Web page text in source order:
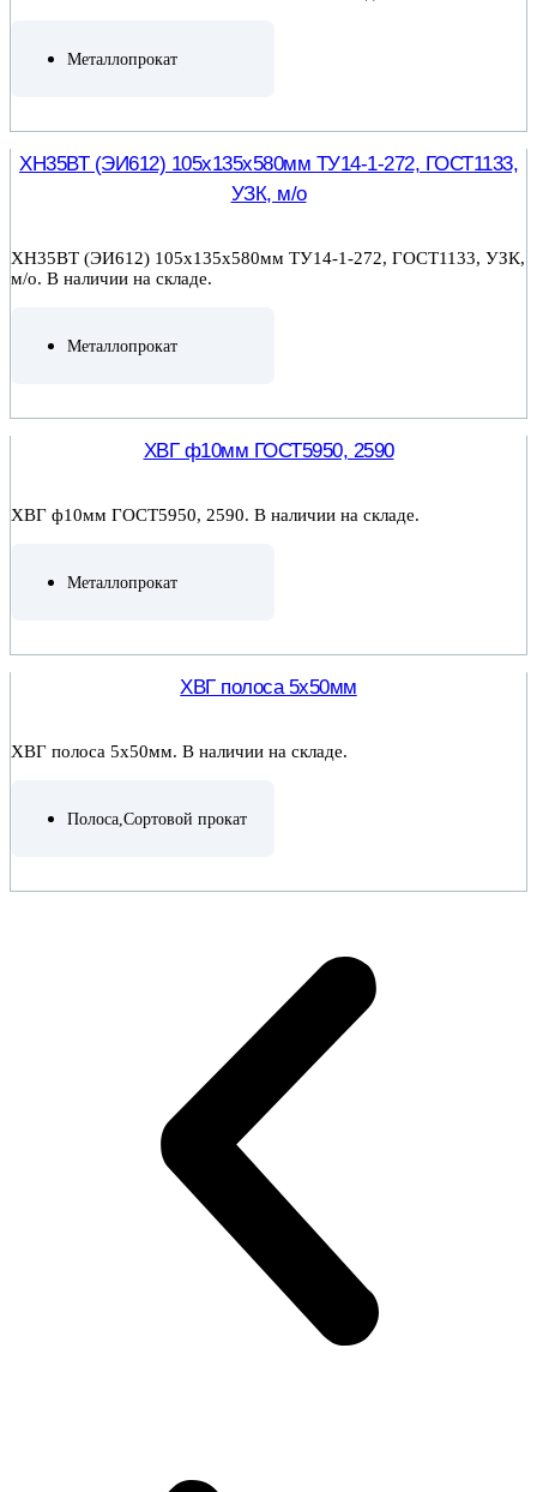
Металлопрокат
ХН35ВТ (ЭИ612) 105х135х580мм ТУ14-1-272, ГОСТ1133,
УЗК, м/о
ХН35ВТ (ЭИ612) 105х135х580мм ТУ14-1-272, ГОСТ1133, УЗК,
м/о. В наличии на складе.
Металлопрокат
ХВГ ф10мм ГОСТ5950, 2590
ХВГ ф10мм ГОСТ5950, 2590. В наличии на складе.
Металлопрокат
ХВГ полоса 5х50мм
ХВГ полоса 5х50мм. В наличии на складе.
Полоса,Сортовой прокат